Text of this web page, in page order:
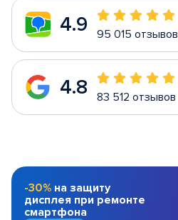
4.9 95 015 отзывов
4.8 83 512 отзывов
-30% на защиту
дисплея при ремонте
смартфона